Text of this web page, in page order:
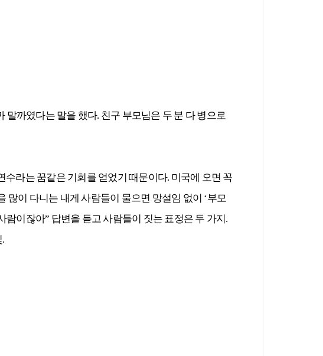
까였다는 말을 했다. 친구 부모님은 두 분 다 병으로
수라는 꿈같은 기회를 얻었기 때문이다. 미국에 오면 꼭
많이 다니는 내게 사람들이 물으면 망설임 없이 ‘부모
이잖아” 답변을 듣고 사람들이 짓는 표정은 두 가지.